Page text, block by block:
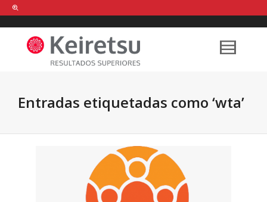
Help me Dante! I'm looking for new
shirts in a size medium
that cost
between £ . Show me all the
Entradas etiquetadas como ‘wta’